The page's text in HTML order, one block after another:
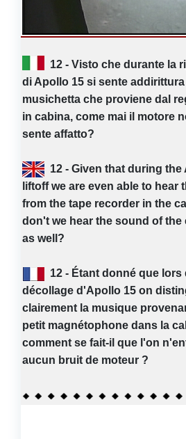
12 - Visto che durante la
di Apollo 15 si sente addirittura
musichetta che proviene dal
in cabina, come mai il motore
sente affatto?
12 - Given that during the
liftoff we are even able to hear
from the tape recorder in the
don't we hear the sound of the
as well?
12 - Étant donné que lors
décollage d'Apollo 15 on
clairement la musique
petit magnétophone dans la
comment se fait-il que l'on
aucun bruit de moteur ?